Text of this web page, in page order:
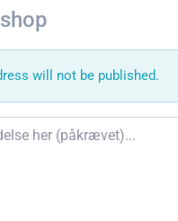
will not be published.